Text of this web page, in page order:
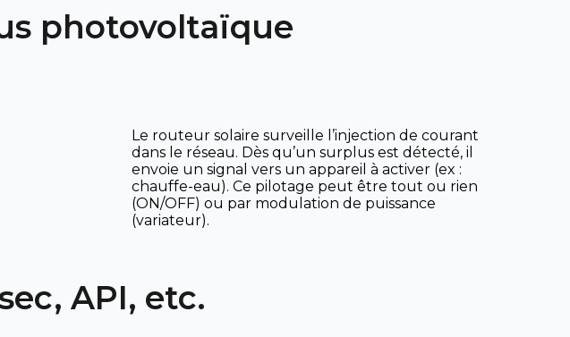
photovoltaïque
Le routeur solaire surveille l’injection de courant
dans le réseau. Dès qu’un surplus est détecté, il
envoie un signal vers un appareil à activer (ex :
chauffe-eau). Ce pilotage peut être tout ou rien
(ON/OFF) ou par modulation de puissance
(variateur).
API, etc.